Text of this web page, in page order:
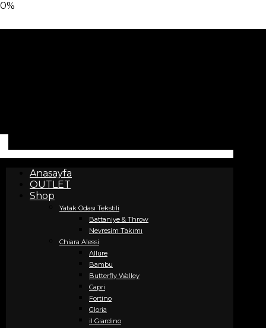
0%
Anasayfa
OUTLET
Shop
Yatak Odası Tekstili
Battaniye & Throw
Nevresim Takımı
Chiara Alessi
Allure
Bambu
Butterfly Walley
Capri
Fortino
Gloria
il Giardino